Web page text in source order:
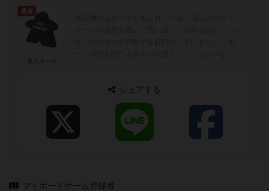
勇者
シェアする
マイボードゲーム登録者